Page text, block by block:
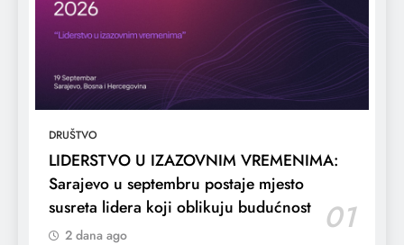
DRUŠTVO
LIDERSTVO U IZAZOVNIM VREMENIMA:
Sarajevo u septembru postaje mjesto
susreta lidera koji oblikuju budućnost
01
2 dana ago